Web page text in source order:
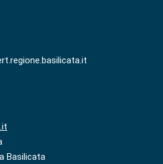
Basilicata